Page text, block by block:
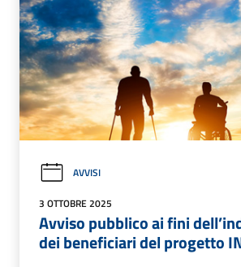
AVVISI
3 OTTOBRE 2025
Avviso pubblico ai fini
dei beneficiari del progetto